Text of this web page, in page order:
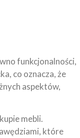
funkcjonalności,
co oznacza, że
aspektów,
mebli.
które